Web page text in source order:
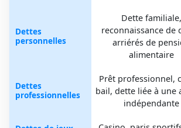
Dettes
personnelles
Dette familiale,
reconnaissance de
arriérés de
alimentaire
Dettes
professionnelles
Prêt professionnel,
bail, dette liée à une
indépendante